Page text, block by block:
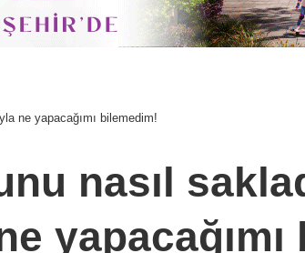
ne yapacağımı bilemedim!
nasıl